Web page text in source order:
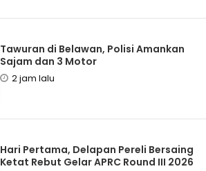
Tawuran di Belawan, Polisi Amankan
Sajam dan 3 Motor
2 jam lalu
Hari Pertama, Delapan Pereli Bersaing
Ketat Rebut Gelar APRC Round III 2026